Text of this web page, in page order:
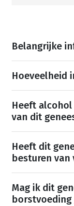
Belangrijke
Hoeveelheid
Heeft
van dit
Heeft dit
besturen van
Mag ik dit
borstvoeding